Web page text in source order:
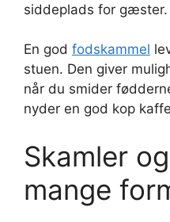
siddeplads for gæster.
En god fodskammel
stuen. Den giver
når du smider
nyder en god kop
Skamler
mange